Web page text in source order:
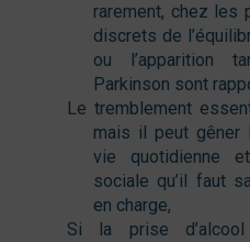
rarement, chez les
discrets de
ou l’apparition
Parkinson sont
Le tremblement
mais il peut gêner
vie quotidienne
sociale qu’il faut
en charge,
Si la prise